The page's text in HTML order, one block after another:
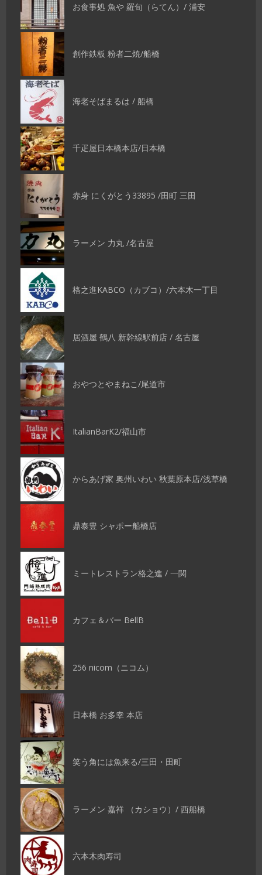
お食事処 魚や 羅旬（らてん）/ 浦安
創作鉄板 粉者二焼/船橋
海老そばまるは / 船橋
千疋屋日本橋本店/日本橋
赤身 にくがとう33895 /田町 三田
ラーメン 力丸 /名古屋
格之進KABCO（カブコ）/六本木一丁目
居酒屋 鶴八 新幹線駅前店 / 名古屋
おやつとやまねこ/尾道市
ItalianBarK2/福山市
からあげ家 奥州いわい 秋葉原本店/浅草橋
鼎泰豊 シャポー船橋店
ミートレストラン格之進 / 一関
カフェ＆バー BellB
256 nicom（ニコム）
日本橋 お多幸 本店
笑う角には魚来る/三田・田町
ラーメン 嘉祥 （カショウ）/ 西船橋
六本木肉寿司